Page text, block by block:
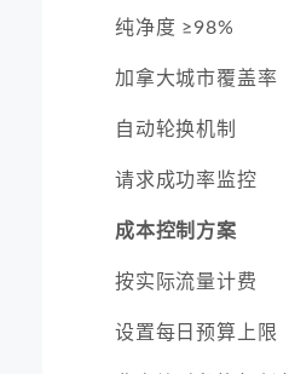
纯净度 ≥98%
加拿大城市覆盖率
自动轮换机制
请求成功率监控
成本控制方案
按实际流量计费
设置每日预算上限